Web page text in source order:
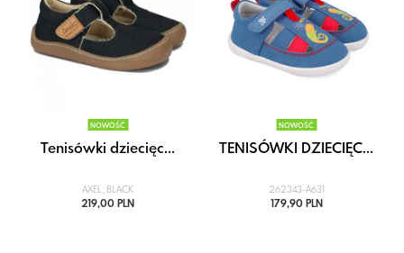
NOWOŚĆ
Tenisówki dziecięc...
AXEL_BLACK
219,00 PLN
NOWOŚĆ
TENISÓWKI DZIECIĘC...
262343-A631
179,90 PLN